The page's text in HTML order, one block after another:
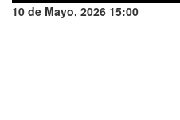
10 de Mayo, 2026 15:00